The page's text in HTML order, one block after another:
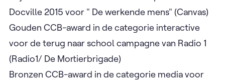
Docville 2015 voor " De werkende mens" (Canvas)
Gouden CCB-award in de categorie interactive
voor de terug naar school campagne van Radio 1
(Radio1/ De Mortierbrigade)
Bronzen CCB-award in de categorie media voor